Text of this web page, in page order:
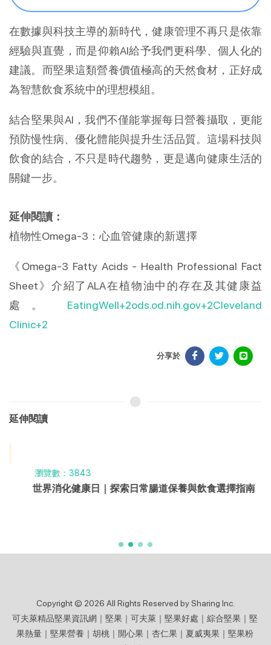
在數據與科技主導的新時代，健康管理不再只是依靠
經驗與直覺，而是仰賴AI給予我們更科學、個人化的
建議。而堅果這類營養價值極高的天然食材，正好成
為智慧飲食系統中的理想模組。
結合堅果與AI，我們不僅能掌握每日營養攝取，更能
預防慢性病、優化體能與提升生活品質。這場科技與
飲食的結合，不只是時代趨勢，更是邁向健康生活的
關鍵一步。
延伸閱讀：
植物性Omega-3：心血管健康的新選擇
《Omega-3 Fatty Acids - Health Professional Fact
Sheet》介紹了ALA在植物油中的存在及其健康益
處。 EatingWell+2ods.od.nih.gov+2Cleveland
Clinic+2
分享於
延伸閱讀
瀏覽數：3843
世界消化健康日｜探索日常腸道保養與飲食選擇指南
Copyright © 2026 All Rights Reserved by Sharing Inc.
可夫萊精品堅果資訊網｜堅果｜可夫萊｜堅果好處｜綜合堅果｜堅
果熱量｜堅果營養｜胡桃｜開心果｜杏仁果｜夏威夷果｜堅果粉